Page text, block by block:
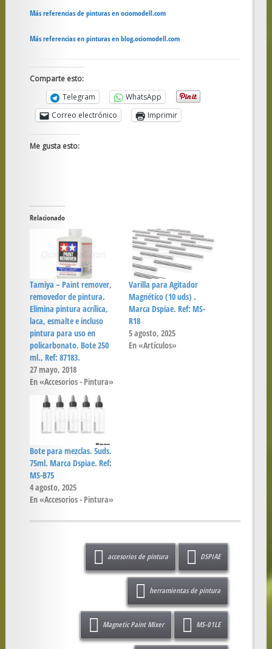
Más referencias de pinturas en ociomodell.com
Más referencias en pinturas en blog.ociomodell.com
Comparte esto:
Telegram
WhatsApp
Correo electrónico
Imprimir
Me gusta esto:
Relacionado
Tamiya – Paint remover,
removedor de pintura.
Elimina pintura acrílica,
laca, esmalte e incluso
pintura para uso en
policarbonato. Bote 250
ml., Ref: 87183.
27 mayo, 2018
En «Accesorios - Pintura»
Varilla para Agitador
Magnético (10 uds) .
Marca Dspiae. Ref: MS-
R18
5 agosto, 2025
En «Artículos»
Bote para mezclas. 5uds.
75ml. Marca Dspiae. Ref:
MS-B75
4 agosto, 2025
En «Accesorios - Pintura»
accesorios de pintura DSPIAE
herramientas de pintura
Magnetic Paint Mixer MS-01LE